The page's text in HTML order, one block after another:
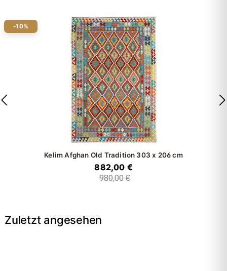
-10%
Kelim Afghan Old Tradition 303 x 206 cm
882,00 €
980,00 €
Zuletzt angesehen